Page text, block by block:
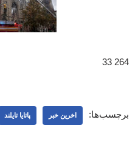
264 33
برچسب‌ها: اخرین خبر پاتایا تایلند